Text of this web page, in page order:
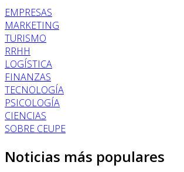
EMPRESAS
MARKETING
TURISMO
RRHH
LOGÍSTICA
FINANZAS
TECNOLOGÍA
PSICOLOGÍA
CIENCIAS
SOBRE CEUPE
Noticias más populares